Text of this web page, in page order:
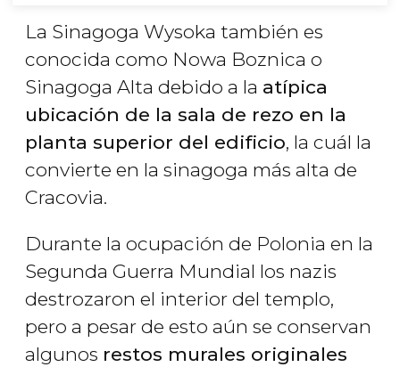
La Sinagoga Wysoka también es
conocida como Nowa Boznica o
Sinagoga Alta debido a la atípica
ubicación de la sala de rezo en la
planta superior del edificio, la cuál la
convierte en la sinagoga más alta de
Cracovia.
Durante la ocupación de Polonia en la
Segunda Guerra Mundial los nazis
destrozaron el interior del templo,
pero a pesar de esto aún se conservan
algunos restos murales originales